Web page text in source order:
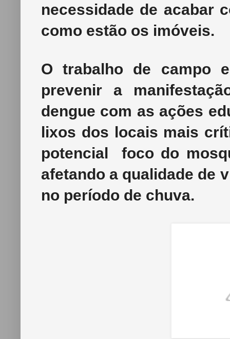
necessidade de acabar
como estão os imóveis.
O trabalho de campo
prevenir a
dengue com as ações
lixos dos locais mais
potencial foco do
afetando a qualidade de
no período de chuva.